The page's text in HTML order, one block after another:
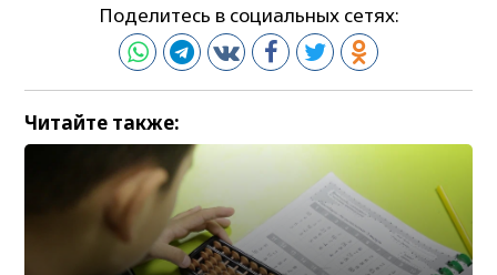
Поделитесь в социальных сетях:
Читайте также: